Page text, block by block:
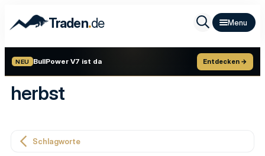
Traden.de
NEU BullPower V7 ist da Entdecken →
herbst
Schlagworte